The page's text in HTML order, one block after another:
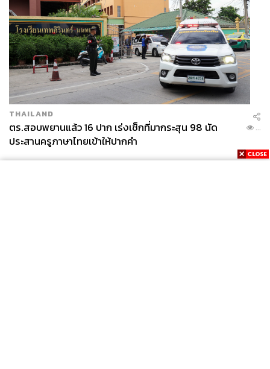
กองบรรณาธิการ THE STANDARD
THAILAND
ตร.สอบพยานแล้ว 16 ปาก เร่งเช็กที่มากระสุน 98 นัด
ประสานครูภาษาไทยเข้าให้ปากคำ
...